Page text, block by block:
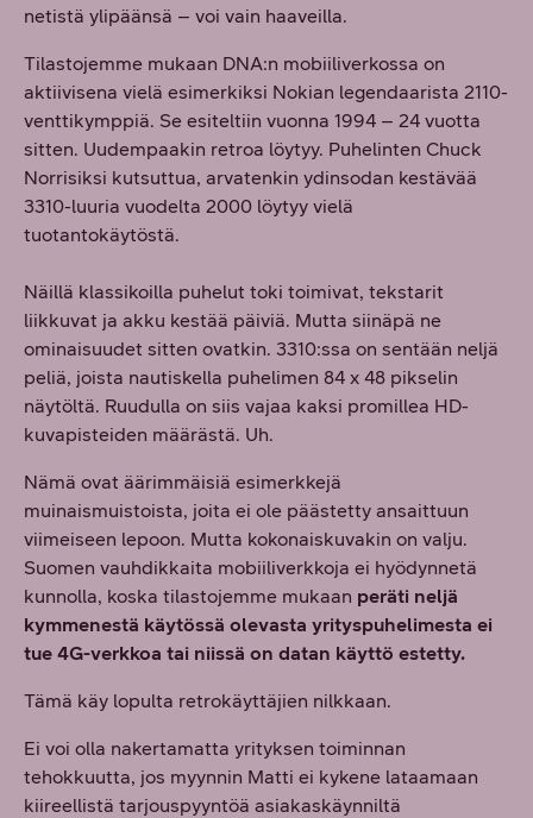
netistä ylipäänsä – voi vain haaveilla.
Tilastojemme mukaan DNA:n mobiiliverkossa on
aktiivisena vielä esimerkiksi Nokian legendaarista 2110-
venttikymppiä. Se esiteltiin vuonna 1994 – 24 vuotta
sitten. Uudempaakin retroa löytyy. Puhelinten Chuck
Norrisiksi kutsuttua, arvatenkin ydinsodan kestävää
3310-luuria vuodelta 2000 löytyy vielä
tuotantokäytöstä.
Näillä klassikoilla puhelut toki toimivat, tekstarit
liikkuvat ja akku kestää päiviä. Mutta siinäpä ne
ominaisuudet sitten ovatkin. 3310:ssa on sentään neljä
peliä, joista nautiskella puhelimen 84 x 48 pikselin
näytöltä. Ruudulla on siis vajaa kaksi promillea HD-
kuvapisteiden määrästä. Uh.
Nämä ovat äärimmäisiä esimerkkejä
muinaismuistoista, joita ei ole päästetty ansaittuun
viimeiseen lepoon. Mutta kokonaiskuvakin on valju.
Suomen vauhdikkaita mobiiliverkkoja ei hyödynnetä
kunnolla, koska tilastojemme mukaan peräti neljä
kymmenestä käytössä olevasta yrityspuhelimesta ei
tue 4G-verkkoa tai niissä on datan käyttö estetty.
Tämä käy lopulta retrokäyttäjien nilkkaan.
Ei voi olla nakertamatta yrityksen toiminnan
tehokkuutta, jos myynnin Matti ei kykene lataamaan
kiireellistä tarjouspyyntöä asiakaskäynniltä